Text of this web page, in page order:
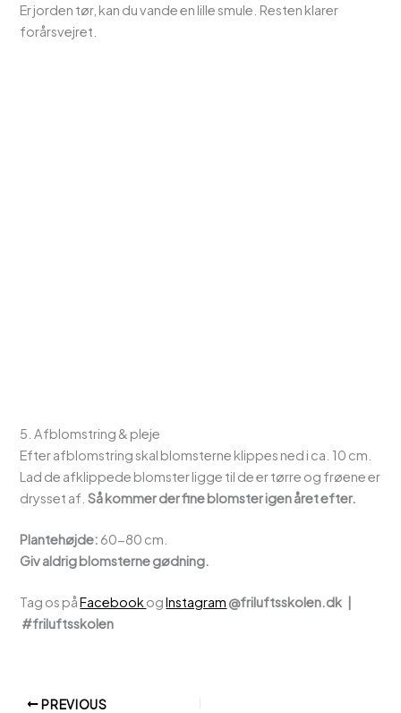
Er jorden tør, kan du vande en lille smule. Resten klarer
forårsvejret.
5. Afblomstring & pleje
Efter afblomstring skal blomsterne klippes ned i ca. 10 cm.
Lad de afklippede blomster ligge til de er tørre og frøene er
drysset af.Så kommer der fine blomster igen året efter.
Plantehøjde: 60-80 cm.
Giv aldrig blomsterne gødning.
Tag os påFacebook ogInstagram @friluftsskolen.dk |
#friluftsskolen
PREVIOUS